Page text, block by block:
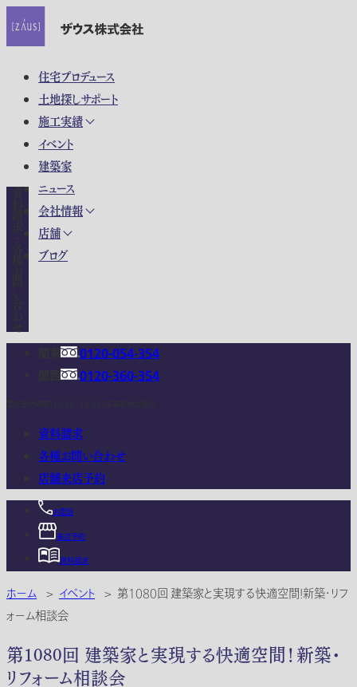
住宅プロデュース
土地探しサポート
施工実績
イベント
建築家
ニュース
会社情報
店舗
ブログ
0120-054-354
0120-360-354
資料請求
各種お問い合わせ
店舗来店予約
お電話
来店予約
資料請求
ホーム > イベント > 第1080回 建築家と実現する快適空間！新築・リフ
ォーム相談会
第1080回 建築家と実現する快適空間！新築・
リフォーム相談会